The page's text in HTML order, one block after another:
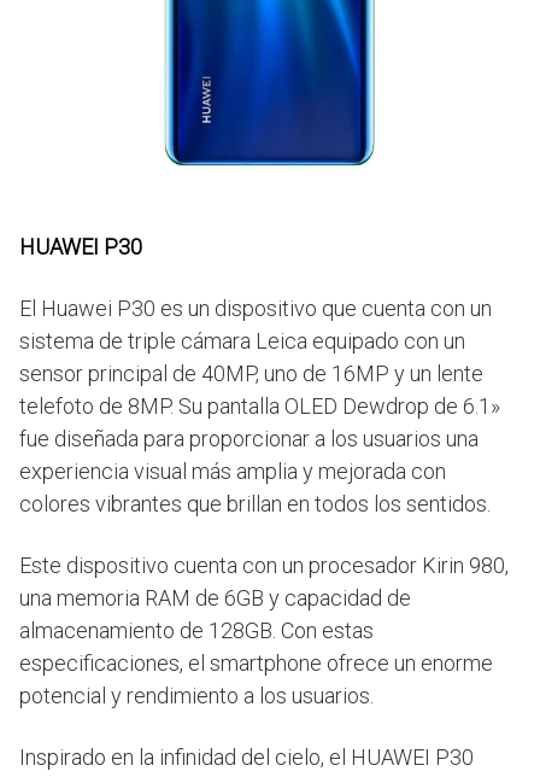
HUAWEI P30
El Huawei P30 es un dispositivo que cuenta con un
sistema de triple cámara Leica equipado con un
sensor principal de 40MP, uno de 16MP y un lente
telefoto de 8MP. Su pantalla OLED Dewdrop de 6.1»
fue diseñada para proporcionar a los usuarios una
experiencia visual más amplia y mejorada con
colores vibrantes que brillan en todos los sentidos.
Este dispositivo cuenta con un procesador Kirin 980,
una memoria RAM de 6GB y capacidad de
almacenamiento de 128GB. Con estas
especificaciones, el smartphone ofrece un enorme
potencial y rendimiento a los usuarios.
Inspirado en la infinidad del cielo, el HUAWEI P30